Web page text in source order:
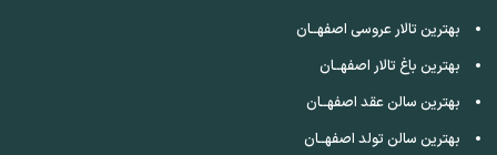
بهترین تالار عروسی اصفهــان
بهترین باغ تالار اصفهــان
بهترین سالن عقد اصفهــان
بهترین سالن تولد اصفهــان